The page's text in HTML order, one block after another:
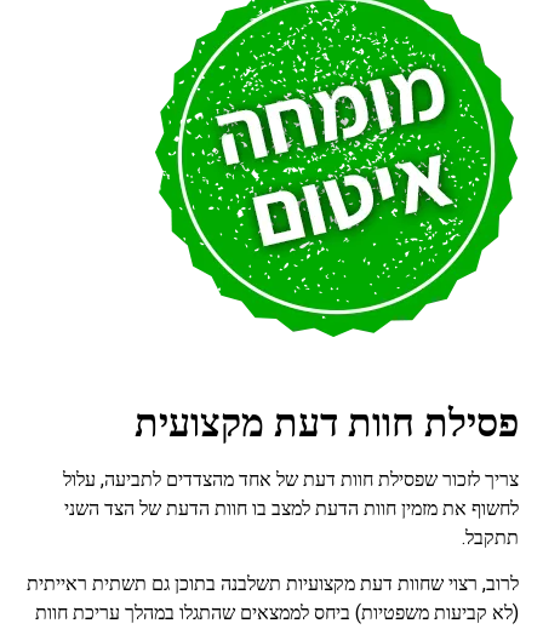
פסילת חוות דעת מקצועית
צריך לזכור שפסילת חוות דעת של אחד מהצדדים לתביעה, עלול
לחשוף את מזמין חוות הדעת למצב בו חוות הדעת של הצד השני
תתקבל.
לרוב, רצוי שחוות דעת מקצועיות תשלבנה בתוכן גם תשתית ראייתית
(לא קביעות משפטיות) ביחס לממצאים שהתגלו במהלך עריכת חוות